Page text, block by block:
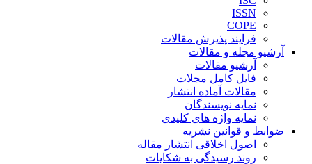
ISSN
COPE
فرایند پذیرش مقالات
آرشیو مجله و مقالات
آرشیو مقالات
فایل کامل مجلات
مقالات آماده انتشار
نمایه نویسندگان
نمایه واژه های کلیدی
ضوابط و قوانین نشریه
اصول اخلاقی انتشار مقاله
روند رسیدگی به شکایات